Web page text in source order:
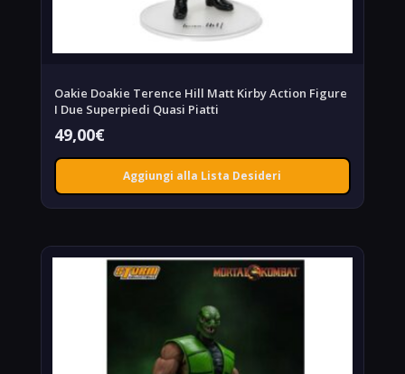
Oakie Doakie Terence Hill Matt Kirby Action Figure
I Due Superpiedi Quasi Piatti
49,00€
Aggiungi alla Lista Desideri